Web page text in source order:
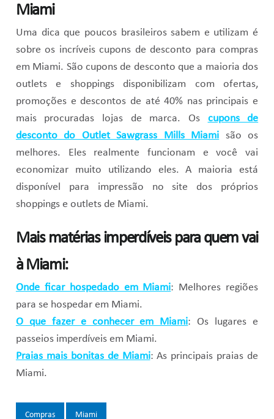
Miami
Uma dica que poucos brasileiros sabem e utilizam é
sobre os incríveis cupons de desconto para compras
em Miami. São cupons de desconto que a maioria dos
outlets e shoppings disponibilizam com ofertas,
promoções e descontos de até 40% nas principais e
mais procuradas lojas de marca. Os cupons de
desconto do Outlet Sawgrass Mills Miami são os
melhores. Eles realmente funcionam e você vai
economizar muito utilizando eles. A maioria está
disponível para impressão no site dos próprios
shoppings e outlets de Miami.
Mais matérias imperdíveis para quem vai
à Miami:
Onde ficar hospedado em Miami: Melhores regiões
para se hospedar em Miami.
O que fazer e conhecer em Miami: Os lugares e
passeios imperdíveis em Miami.
Praias mais bonitas de Miami: As principais praias de
Miami.
Tags:
Compras Miami